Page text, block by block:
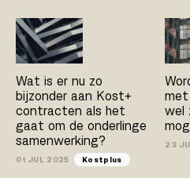
Wat is er nu zo
bijzonder aan Kost+
contracten als het
gaat om de onderlinge
samenwerking?
01 JUL 2025 Kostplus
wel
23